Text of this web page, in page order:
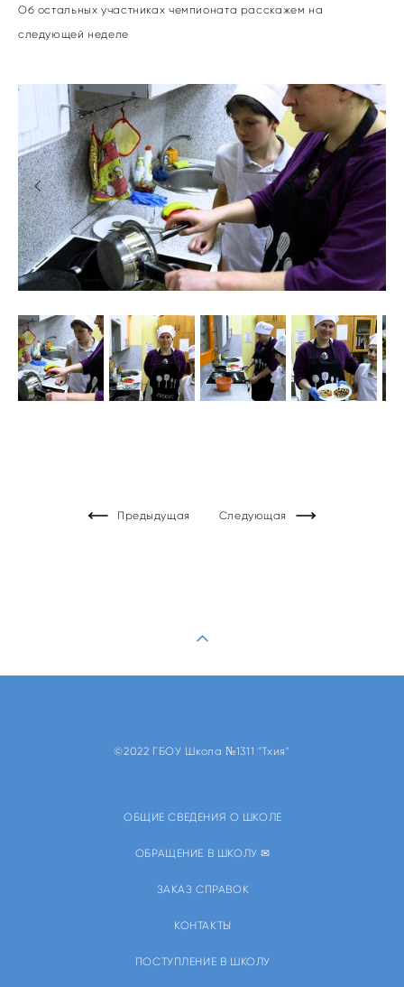
Об остальных участниках чемпионата расскажем на
следующей неделе
Предыдущая Следующая
©2022 ГБОУ Школа №1311 "Тхия"
ОБЩИЕ СВЕДЕНИЯ О ШКОЛЕ
ОБРАЩЕНИЕ В ШКОЛУ ✉
ЗАКАЗ СПРАВОК
КОНТАКТЫ
ПОСТУПЛЕНИЕ В ШКОЛУ